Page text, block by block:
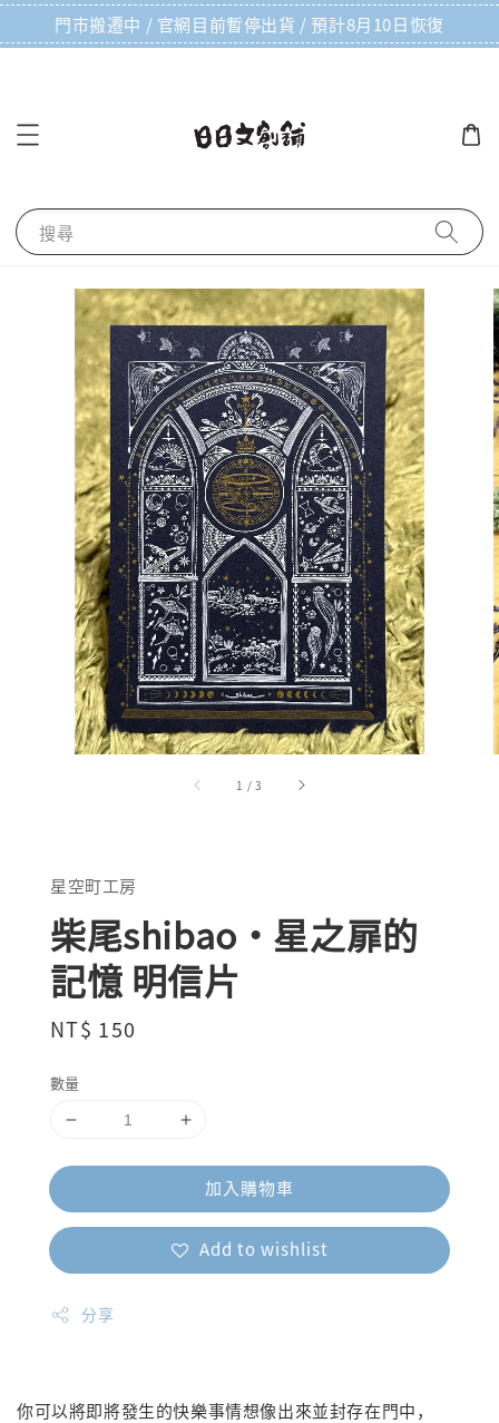
門市搬遷中 / 官網目前暫停出貨 / 預計8月10日恢復
搜尋
1 /3
星空町工房
柴尾shibao・星之扉的
記憶 明信片
Regular
NT$ 150
數量
加入購物車
Add to wishlist
分享
你可以將即將發生的快樂事情想像出來並封存在門中，